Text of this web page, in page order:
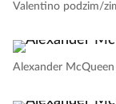
Valentino podzim/
Alexander